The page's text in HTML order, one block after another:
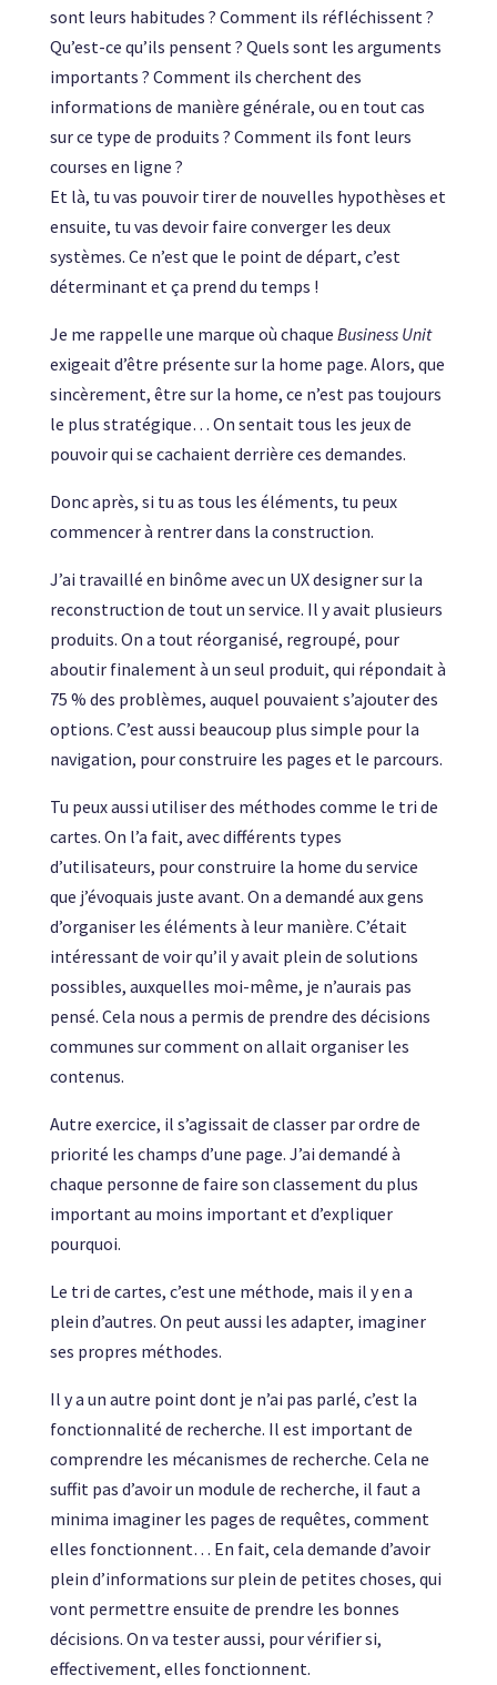
sont leurs habitudes ? Comment ils réfléchissent ?
Qu’est-ce qu’ils pensent ? Quels sont les arguments
importants ? Comment ils cherchent des
informations de manière générale, ou en tout cas
sur ce type de produits ? Comment ils font leurs
courses en ligne ?
Et là, tu vas pouvoir tirer de nouvelles hypothèses et
ensuite, tu vas devoir faire converger les deux
systèmes. Ce n’est que le point de départ, c’est
déterminant et ça prend du temps !
Je me rappelle une marque où chaque Business Unit
exigeait d’être présente sur la home page. Alors, que
sincèrement, être sur la home, ce n’est pas toujours
le plus stratégique… On sentait tous les jeux de
pouvoir qui se cachaient derrière ces demandes.
Donc après, si tu as tous les éléments, tu peux
commencer à rentrer dans la construction.
J’ai travaillé en binôme avec un UX designer sur la
reconstruction de tout un service. Il y avait plusieurs
produits. On a tout réorganisé, regroupé, pour
aboutir finalement à un seul produit, qui répondait à
75 % des problèmes, auquel pouvaient s’ajouter des
options. C’est aussi beaucoup plus simple pour la
navigation, pour construire les pages et le parcours.
Tu peux aussi utiliser des méthodes comme le tri de
cartes. On l’a fait, avec différents types
d’utilisateurs, pour construire la home du service
que j’évoquais juste avant. On a demandé aux gens
d’organiser les éléments à leur manière. C’était
intéressant de voir qu’il y avait plein de solutions
possibles, auxquelles moi-même, je n’aurais pas
pensé. Cela nous a permis de prendre des décisions
communes sur comment on allait organiser les
contenus.
Autre exercice, il s’agissait de classer par ordre de
priorité les champs d’une page. J’ai demandé à
chaque personne de faire son classement du plus
important au moins important et d’expliquer
pourquoi.
Le tri de cartes, c’est une méthode, mais il y en a
plein d’autres. On peut aussi les adapter, imaginer
ses propres méthodes.
Il y a un autre point dont je n’ai pas parlé, c’est la
fonctionnalité de recherche. Il est important de
comprendre les mécanismes de recherche. Cela ne
suffit pas d’avoir un module de recherche, il faut a
minima imaginer les pages de requêtes, comment
elles fonctionnent… En fait, cela demande d’avoir
plein d’informations sur plein de petites choses, qui
vont permettre ensuite de prendre les bonnes
décisions. On va tester aussi, pour vérifier si,
effectivement, elles fonctionnent.